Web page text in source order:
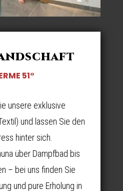
51°
unsere exklusive
und lassen Sie den
hinter sich.
über Dampfbad bis
– bei uns finden Sie
und pure Erholung in